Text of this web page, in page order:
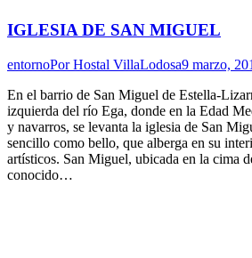
IGLESIA DE SAN MIGUEL
entornoPorHostal VillaLodosa9 marzo,
En el barrio de San Miguel de Estella-
izquierda del río Ega, donde en la Edad
y navarros, se levanta la iglesia de San
sencillo como bello, que alberga en su
artísticos. San Miguel, ubicada en la cima
conocido…